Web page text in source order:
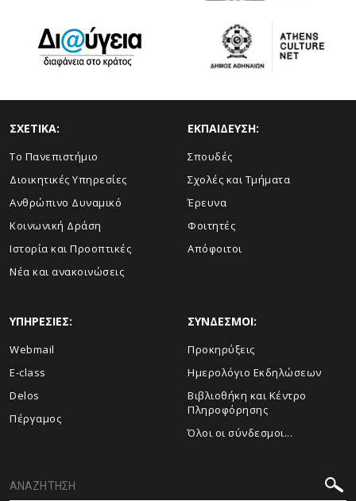
ΣΧΕΤΙΚΑ:
Το Πανεπιστήμιο
Διοικητικές Υπηρεσίες
Ανθρώπινο Δυναμικό
Κοινωνική Δράση
Ιστορία και Προοπτικές
Νέα και ανακοινώσεις
ΕΚΠΑΙΔΕΥΣΗ:
Σπουδές
Σχολές και Τμήματα
Έρευνα
Φοιτητές
Απόφοιτοι
ΥΠΗΡΕΣΙΕΣ:
Webmail
E-class
Delos
Πέργαμος
ΣΥΝΔΕΣΜΟΙ:
Προκηρύξεις
Ημερολόγιο Εκδηλώσεων
Βιβλιοθήκη και Κέντρο
Πληροφόρησης
Όλοι οι σύνδεσμοι...